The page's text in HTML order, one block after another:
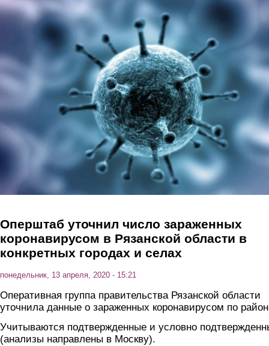
Перейти к основному содержанию
Оперштаб уточнил число зараженных
коронавирусом в Рязанской области в
конкретных городах и селах
понедельник, 13 апреля, 2020 - 15:21
Оперативная группа правительства Рязанской области
уточнила данные о зараженных коронавирусом по
Учитываются подтвержденные и условно
(анализы направлены в Москву).